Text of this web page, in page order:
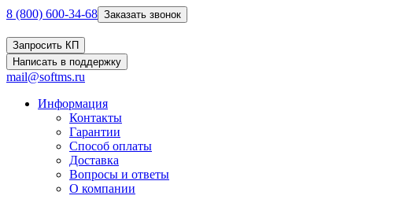
8 (800) 600-34-68 Заказать звонок
Запросить КП
Написать в поддержку
mail@softms.ru
Информация
Контакты
Гарантии
Способ оплаты
Доставка
Вопросы и ответы
О компании